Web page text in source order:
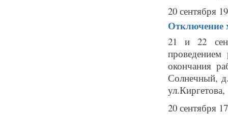
20 сентября
Отключение
21 и 22
окончания
Солнечный,
ул.Киргетова,
20 сентября